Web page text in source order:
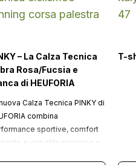
– La Calza Tecnica
Rosa/Fucsia e
di HEUFORIA
Calza Tecnica PINKY di
combina
sportive, comfort
e uno stile energico e
T-